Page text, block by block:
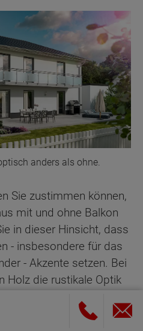
anders als ohne.
Sie zustimmen können,
mit und ohne Balkon
in dieser Hinsicht, dass
- insbesondere für das
- Akzente setzen. Bei
Holz die rustikale Optik
Szene setzen wollen, so